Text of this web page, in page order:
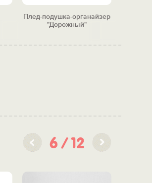
Плед-подушка-органайзер
"Дорожный"
6 12